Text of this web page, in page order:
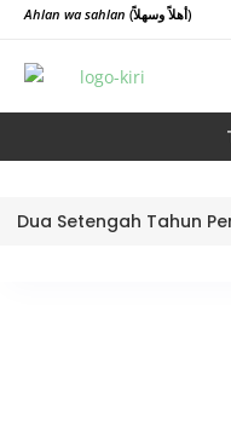
Ahlan wa sahlan (أهلاً وسهلاً)